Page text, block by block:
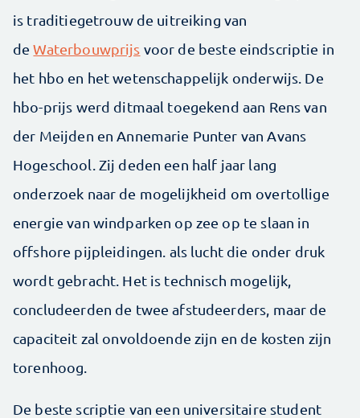
is traditiegetrouw de uitreiking van
deWaterbouwprijs voor de beste eindscriptie in
het hbo en het wetenschappelijk onderwijs. De
hbo-prijs werd ditmaal toegekend aan Rens van
der Meijden en Annemarie Punter van Avans
Hogeschool. Zij deden een half jaar lang
onderzoek naar de mogelijkheid om overtollige
energie van windparken op zee op te slaan in
offshore pijpleidingen. als lucht die onder druk
wordt gebracht. Het is technisch mogelijk,
concludeerden de twee afstudeerders, maar de
capaciteit zal onvoldoende zijn en de kosten zijn
torenhoog.
De beste scriptie van een universitaire student